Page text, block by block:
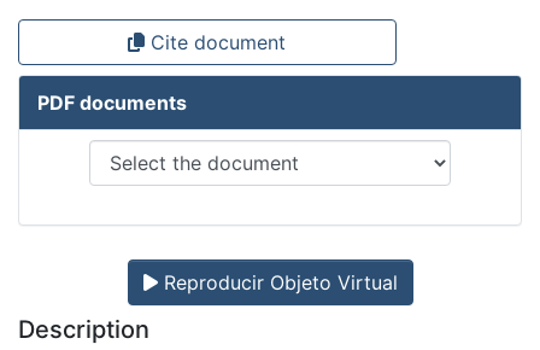
Cite document
PDF documents
Reproducir Objeto Virtual
Description